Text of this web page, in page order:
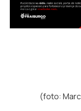
(foto: